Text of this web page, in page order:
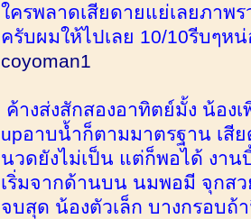
ใครพลาดเสียดายแย่เลยภาพ
ครับผมให้ไปเลย 10/10รีบๆห
coyoman1
ค้างส่งสักสองอาทิตย์มั้ง น้อง
upอาบน้ำก็ตามมาตรฐาน เสีย
นวดยังไม่เป็น แต่ก็พอได้ งาน
เริ่มจากด้านบน นมพอมี จุกส
จบสุด น้องตัวเล็ก บางกรอบถ้